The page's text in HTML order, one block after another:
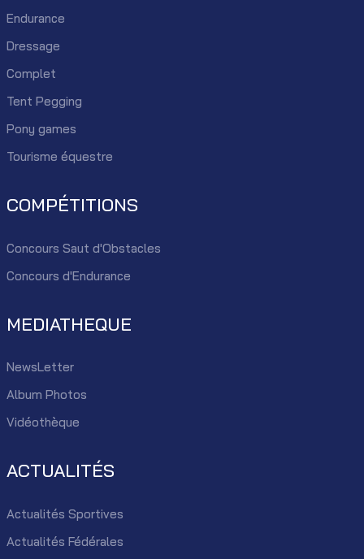
Endurance
Dressage
Complet
Tent Pegging
Pony games
Tourisme équestre
COMPÉTITIONS
Concours Saut d'Obstacles
Concours d'Endurance
MEDIATHEQUE
NewsLetter
Album Photos
Vidéothèque
ACTUALITÉS
Actualités Sportives
Actualités Fédérales